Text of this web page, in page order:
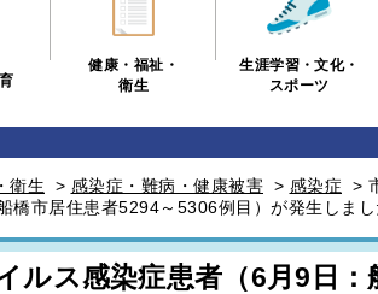
健康・福祉・
衛生
生涯学習・文化・
スポーツ
衛生 > 感染症・難病・健康被害 > 感染症 >
橋市居住患者5294～5306例目）が発生しまし
ルス感染症患者（6月9日：